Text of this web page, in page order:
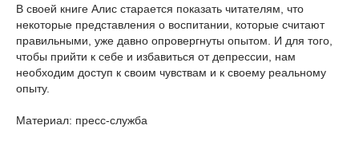
В своей книге Алис старается показать читателям, что
некоторые представления о воспитании, которые считают
правильными, уже давно опровергнуты опытом. И для того,
чтобы прийти к себе и избавиться от депрессии, нам
необходим доступ к своим чувствам и к своему реальному
опыту.
Материал: пресс-служба